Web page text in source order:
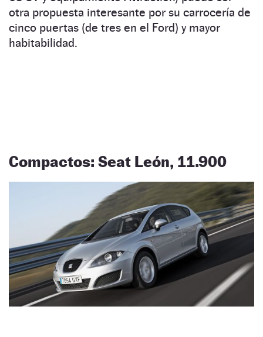
otra propuesta interesante por su carrocería de
cinco puertas (de tres en el Ford) y mayor
habitabilidad.
Compactos: Seat León, 11.900